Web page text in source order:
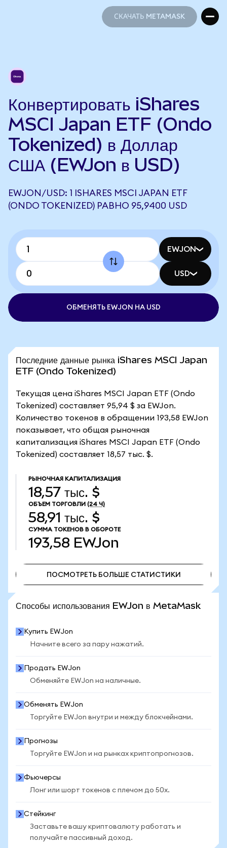
СКАЧАТЬ METAMASK
Конвертировать iShares
MSCI Japan ETF (Ondo
Tokenized) в Доллар
США (EWJon в USD)
EWJON/USD: 1 ISHARES MSCI JAPAN ETF
(ONDO TOKENIZED) РАВНО 95,9400 USD
EWJON
USD
ОБМЕНЯТЬ EWJON НА USD
Последние данные рынка iShares MSCI Japan
ETF (Ondo Tokenized)
Текущая цена iShares MSCI Japan ETF (Ondo
Tokenized) составляет 95,94 $ за EWJon.
Количество токенов в обращении 193,58 EWJon
показывает, что общая рыночная
капитализация iShares MSCI Japan ETF (Ondo
Tokenized) составляет 18,57 тыс. $.
РЫНОЧНАЯ КАПИТАЛИЗАЦИЯ
18,57 тыс. $
ОБЪЕМ ТОРГОВЛИ (24 Ч)
58,91 тыс. $
СУММА ТОКЕНОВ В ОБОРОТЕ
193,58 EWJon
ПОСМОТРЕТЬ БОЛЬШЕ СТАТИСТИКИ
Способы использования EWJon в MetaMask
Купить EWJon
Начните всего за пару нажатий.
Продать EWJon
Обменяйте EWJon на наличные.
Обменять EWJon
Торгуйте EWJon внутри и между блокчейнами.
Прогнозы
Торгуйте EWJon и на рынках криптопрогнозов.
Фьючерсы
Лонг или шорт токенов с плечом до 50x.
Стейкинг
Заставьте вашу криптовалюту работать и
получайте пассивный доход.